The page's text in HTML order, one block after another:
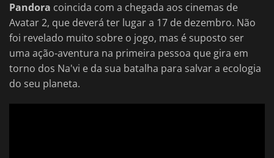
Pandora coincida com a chegada aos cinemas de
Avatar 2, que deverá ter lugar a 17 de dezembro. Não
foi revelado muito sobre o jogo, mas é suposto ser
uma ação-aventura na primeira pessoa que gira em
torno dos Na'vi e da sua batalha para salvar a ecologia
do seu planeta.